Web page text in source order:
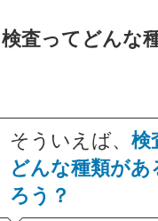
査ってどんな
そういえば、検
どんな種類があ
ろう？